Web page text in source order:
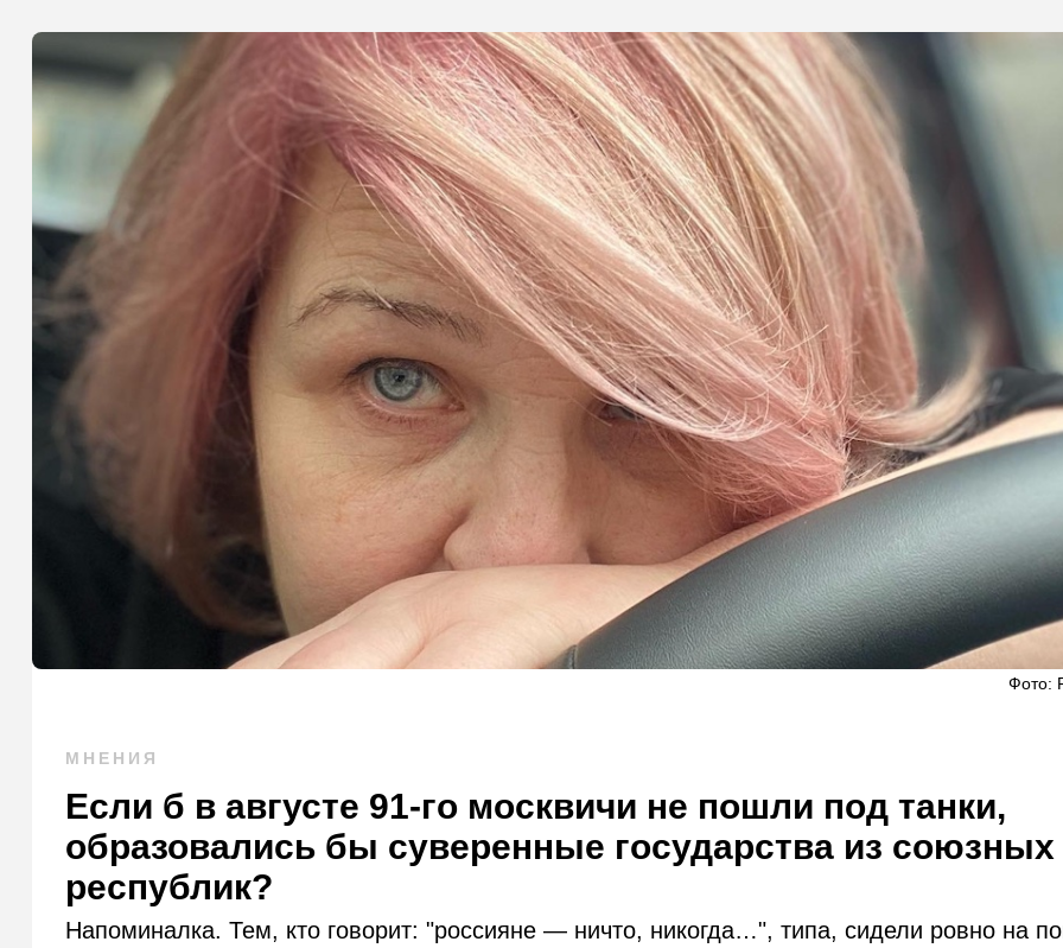
Фото:
МНЕНИЯ
Если б в августе 91-го москвичи не пошли под танки,
образовались бы суверенные государства из союзных
республик?
Напоминалка. Тем, кто говорит: "россияне — ничто, никогда…", типа, сидели ровно на